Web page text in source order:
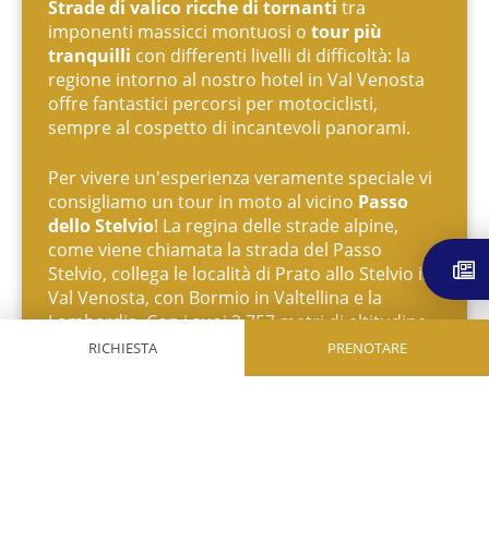
RICHIESTA PRENOTARE
Strade di valico ricche di tornanti tra
imponenti massicci montuosi o tour più
tranquilli con differenti livelli di difficoltà: la
regione intorno al nostro hotel in Val Venosta
offre fantastici percorsi per motociclisti,
sempre al cospetto di incantevoli panorami.
Per vivere un'esperienza veramente speciale vi
consigliamo un tour in moto al vicino Passo
dello Stelvio! La regina delle strade alpine,
come viene chiamata la strada del Passo
Stelvio, collega le località di Prato allo Stelvio in
Val Venosta, con Bormio in Valtellina e la
Lombardia. Con i suoi 2.757 metri di altitudine,
il Passo dello Stelvio è il valico più alto